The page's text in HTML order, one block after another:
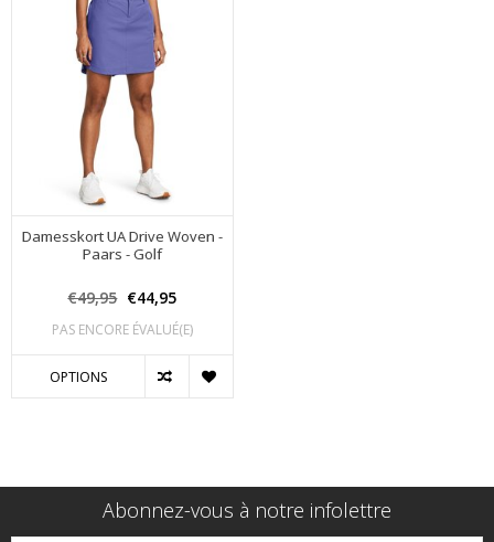
Damesskort UA Drive Woven -
Paars - Golf
€49,95 €44,95
PAS ENCORE ÉVALUÉ(E)
OPTIONS
Abonnez-vous à notre infolettre